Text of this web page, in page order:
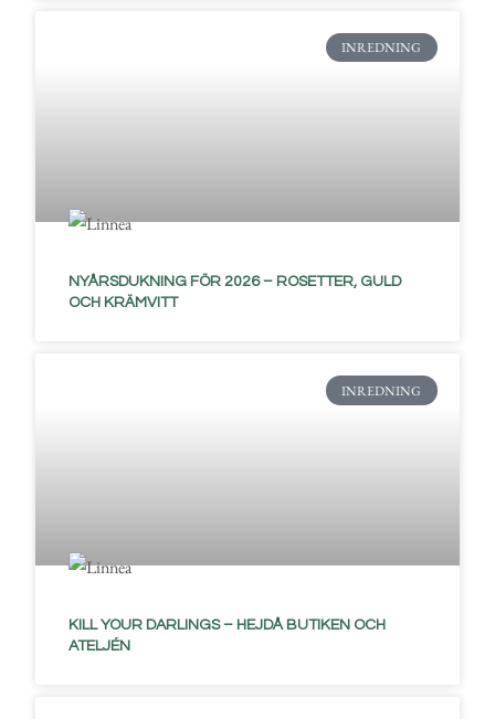
INREDNING
NYÅRSDUKNING FÖR 2026 – ROSETTER, GULD
OCH KRÄMVITT
INREDNING
KILL YOUR DARLINGS – HEJDÅ BUTIKEN OCH
ATELJÉN